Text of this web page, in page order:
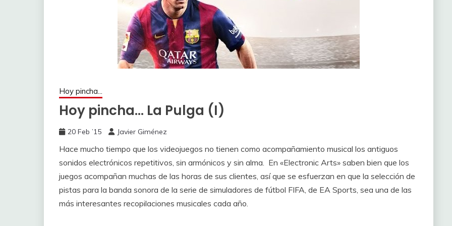
Hoy pincha...
Hoy pincha… La Pulga (I)
20 Feb ’15 Javier Giménez
Hace mucho tiempo que los videojuegos no tienen como acompañamiento musical los antiguos
sonidos electrónicos repetitivos, sin armónicos y sin alma. En «Electronic Arts» saben bien que los
juegos acompañan muchas de las horas de sus clientes, así que se esfuerzan en que la selección de
pistas para la banda sonora de la serie de simuladores de fútbol FIFA, de EA Sports, sea una de las
más interesantes recopilaciones musicales cada año.